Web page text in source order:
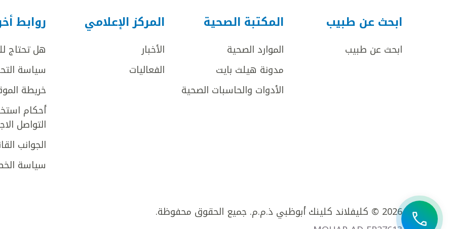
ابحث عن طبيب
ابحث عن طبيب
المكتبة الصحية
الموارد الصحية
مدونة هيلث بايت
الأدوات والحاسبات الصحية
المركز الإعلامي
الأخبار
الفعاليات
روابط
هل تحتاج
سياسة
خريطة
أحكام
التواصل
الجوانب
سياسة
2026 © كليفلاند كلينك أبوظبي ذ.م.م. جميع الحقوق محفوظة.